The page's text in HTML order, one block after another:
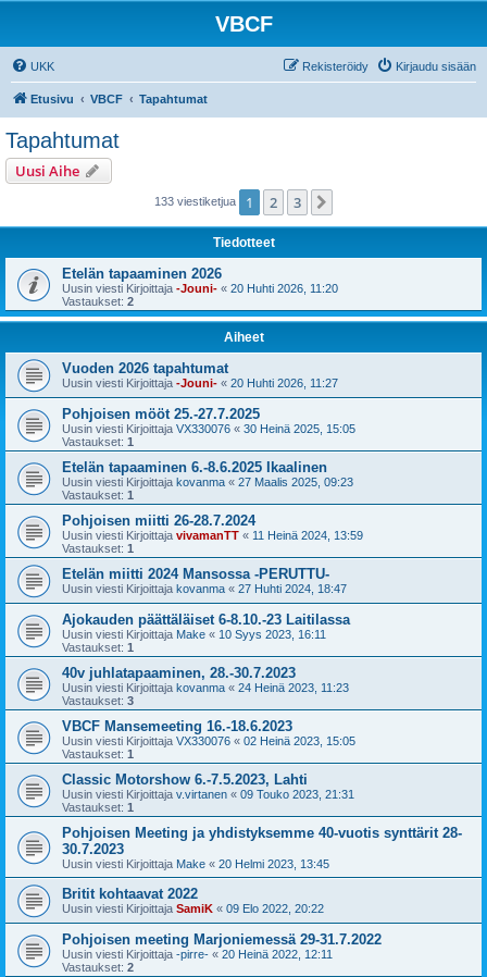
VBCF
UKK Kirjaudu sisään
Rekisteröidy
Etusivu VBCF Tapahtumat
Tapahtumat
Uusi Aihe
133 viestiketjua 1 2 3
Tiedotteet
Etelän tapaaminen 2026
Uusin viesti Kirjoittaja -Jouni- « 20 Huhti 2026, 11:20
Vastaukset: 2
Aiheet
Vuoden 2026 tapahtumat
Uusin viesti Kirjoittaja -Jouni- « 20 Huhti 2026, 11:27
Pohjoisen mööt 25.-27.7.2025
Uusin viesti Kirjoittaja VX330076 « 30 Heinä 2025, 15:05
Vastaukset: 1
Etelän tapaaminen 6.-8.6.2025 Ikaalinen
Uusin viesti Kirjoittaja kovanma « 27 Maalis 2025, 09:23
Vastaukset: 1
Pohjoisen miitti 26-28.7.2024
Uusin viesti Kirjoittaja vivamanTT « 11 Heinä 2024, 13:59
Vastaukset: 1
Etelän miitti 2024 Mansossa -PERUTTU-
Uusin viesti Kirjoittaja kovanma « 27 Huhti 2024, 18:47
Ajokauden päättäläiset 6-8.10.-23 Laitilassa
Uusin viesti Kirjoittaja Make « 10 Syys 2023, 16:11
Vastaukset: 1
40v juhlatapaaminen, 28.-30.7.2023
Uusin viesti Kirjoittaja kovanma « 24 Heinä 2023, 11:23
Vastaukset: 3
VBCF Mansemeeting 16.-18.6.2023
Uusin viesti Kirjoittaja VX330076 « 02 Heinä 2023, 15:05
Vastaukset: 1
Classic Motorshow 6.-7.5.2023, Lahti
Uusin viesti Kirjoittaja v.virtanen « 09 Touko 2023, 21:31
Vastaukset: 1
Pohjoisen Meeting ja yhdistyksemme 40-vuotis synttärit 28-
30.7.2023
Uusin viesti Kirjoittaja Make « 20 Helmi 2023, 13:45
Britit kohtaavat 2022
Uusin viesti Kirjoittaja SamiK « 09 Elo 2022, 20:22
Pohjoisen meeting Marjoniemessä 29-31.7.2022
Uusin viesti Kirjoittaja -pirre- « 20 Heinä 2022, 12:11
Vastaukset: 2